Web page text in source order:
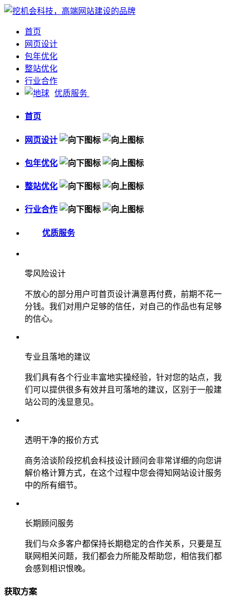
首页
网页设计
包年优化
整站优化
行业合作
优质服务
首页
网页设计
包年优化
整站优化
行业合作
优质服务
零风险设计
不放心的部分用户可首页设计满意再付费，前期不花一
分钱。我们对用户足够的信任，对自己的作品也有足够
的信心。
专业且落地的建议
我们具有各个行业丰富地实操经验，针对您的站点，我
们可以提供很多有效并且可落地的建议，区别于一般建
站公司的浅显意见。
透明干净的报价方式
商务洽谈阶段挖机会科技设计顾问会非常详细的向您讲
解价格计算方式，在这个过程中您会得知网站设计服务
中的所有细节。
长期顾问服务
我们与众多客户都保持长期稳定的合作关系，只要是互
联网相关问题，我们都会力所能及帮助您，相信我们都
会感到相识恨晚。
获取方案